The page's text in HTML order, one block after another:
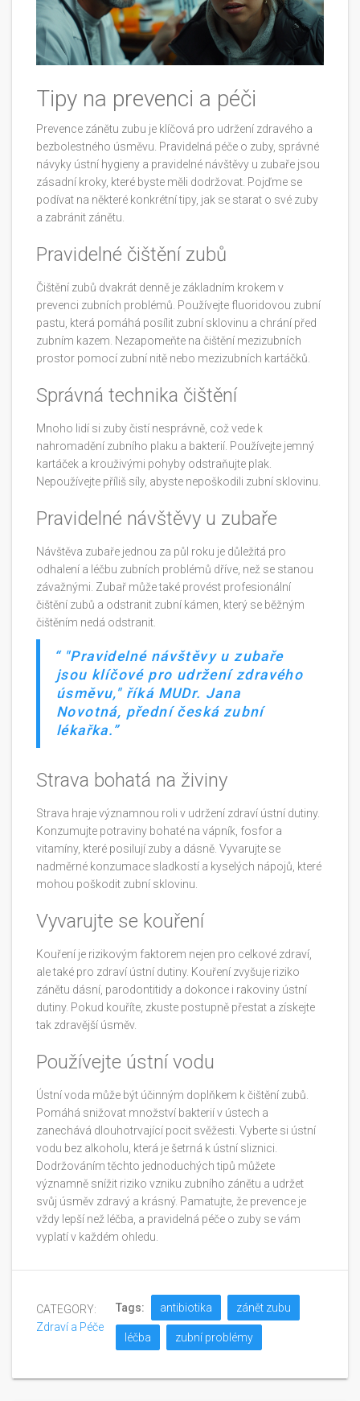
Tipy na prevenci a péči
Prevence zánětu zubu je klíčová pro udržení zdravého a
bezbolestného úsměvu. Pravidelná péče o zuby, správné
návyky ústní hygieny a pravidelné návštěvy u zubaře jsou
zásadní kroky, které byste měli dodržovat. Pojďme se
podívat na některé konkrétní tipy, jak se starat o své zuby
a zabránit zánětu.
Pravidelné čištění zubů
Čištění zubů dvakrát denně je základním krokem v
prevenci zubních problémů. Používejte fluoridovou zubní
pastu, která pomáhá posílit zubní sklovinu a chrání před
zubním kazem. Nezapomeňte na čištění mezizubních
prostor pomocí zubní nitě nebo mezizubních kartáčků.
Správná technika čištění
Mnoho lidí si zuby čistí nesprávně, což vede k
nahromadění zubního plaku a bakterií. Používejte jemný
kartáček a krouživými pohyby odstraňujte plak.
Nepoužívejte příliš síly, abyste nepoškodili zubní sklovinu.
Pravidelné návštěvy u zubaře
Návštěva zubaře jednou za půl roku je důležitá pro
odhalení a léčbu zubních problémů dříve, než se stanou
závažnými. Zubař může také provést profesionální
čištění zubů a odstranit zubní kámen, který se běžným
čištěním nedá odstranit.
"Pravidelné návštěvy u zubaře
jsou klíčové pro udržení zdravého
úsměvu," říká MUDr. Jana
Novotná, přední česká zubní
lékařka.
Strava bohatá na živiny
Strava hraje významnou roli v udržení zdraví ústní dutiny.
Konzumujte potraviny bohaté na vápník, fosfor a
vitamíny, které posilují zuby a dásně. Vyvarujte se
nadměrné konzumace sladkostí a kyselých nápojů, které
mohou poškodit zubní sklovinu.
Vyvarujte se kouření
Kouření je rizikovým faktorem nejen pro celkové zdraví,
ale také pro zdraví ústní dutiny. Kouření zvyšuje riziko
zánětu dásní, parodontitidy a dokonce i rakoviny ústní
dutiny. Pokud kouříte, zkuste postupně přestat a získejte
tak zdravější úsměv.
Používejte ústní vodu
Ústní voda může být účinným doplňkem k čištění zubů.
Pomáhá snižovat množství bakterií v ústech a
zanechává dlouhotrvající pocit svěžesti. Vyberte si ústní
vodu bez alkoholu, která je šetrná k ústní sliznici.
Dodržováním těchto jednoduchých tipů můžete
významně snížit riziko vzniku zubního zánětu a udržet
svůj úsměv zdravý a krásný. Pamatujte, že prevence je
vždy lepší než léčba, a pravidelná péče o zuby se vám
vyplatí v každém ohledu.
CATEGORY:
Zdraví a Péče
Tags: antibiotika zánět zubu
léčba zubní problémy